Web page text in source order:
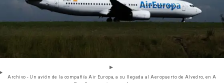
Archivo - Un avión de la compañía Air Europa, a su llegada al Aeropuerto de Alvedro, en A